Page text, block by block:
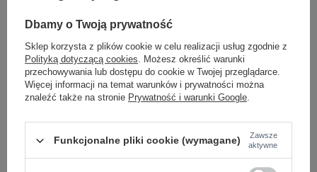
Internetowa hurtownia damska z plikiem XML/CSV.
Aktualizacja stanów co godzinę.
DROPSHIPPING
Damskie ubrania w dropshippingu
Hurt odzieży damskiej z wysyłką na etykiecie Twojego
sklepu w całej UE. Zero magazynu, zero
Dbamy o Twoją prywatność
Sklep korzysta z plików cookie w celu realizacji usług zgodnie z
Polityką dotyczącą cookies. Możesz określić warunki
przechowywania lub dostępu do cookie w Twojej przeglądarce.
Więcej informacji na temat warunków i prywatności można
znaleźć także na stronie Prywatność i warunki Google.
Funkcjonalne pliki cookie (wymagane)
Zawsze
aktywne